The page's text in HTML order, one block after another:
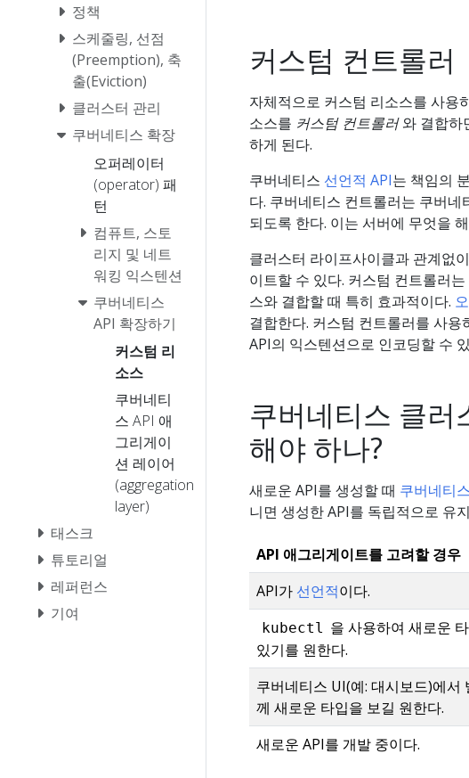
정책
스케줄링, 선점
(Preemption), 축
출(Eviction)
클러스터 관리
쿠버네티스 확장
오퍼레이터
(operator) 패
턴
컴퓨트, 스토
리지 및 네트
워킹 익스텐션
쿠버네티스
API 확장하기
커스텀 리
소스
쿠버네티
스 API 애
그리게이
션 레이어
(aggregation
layer)
태스크
튜토리얼
레퍼런스
기여
커스텀 컨트롤러
자체적으로 커스텀 리소스를 사용
소스를 커스텀 컨트롤러와 결합하
하게 된다.
쿠버네티스 선언적 API는 책임의
다. 쿠버네티스 컨트롤러는 쿠버
되도록 한다. 이는 서버에 무엇을
클러스터 라이프사이클과 관계없
이트할 수 있다. 커스텀 컨트롤러
스와 결합할 때 특히 효과적이다.
결합한다. 커스텀 컨트롤러를 사
API의 익스텐션으로 인코딩할 수
쿠버네티스 클러
해야 하나?
새로운 API를 생성할 때 쿠버네티
니면 생성한 API를 독립적으로 유
API 애그리게이트를 고려할 경우
API가 선언적이다.
kubectl
을 사용하여 새로운
있기를 원한다.
쿠버네티스 UI(예: 대시보드)에서
께 새로운 타입을 보길 원한다.
새로운 API를 개발 중이다.